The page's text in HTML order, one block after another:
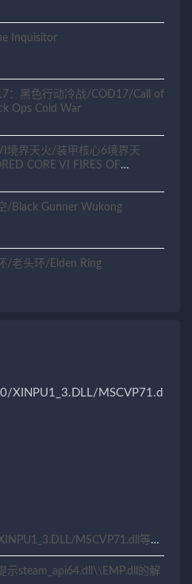
Inquisitor
：黑色行动冷战/COD17/Call of
Ops Cold War
境界天火/装甲核心6境界天
CORE VI FIRES OF
/Black Gunner Wukong
/老头环/Elden Ring
MSCVP71.dll等相
示steam_api64.dll\\EMP.dll的解